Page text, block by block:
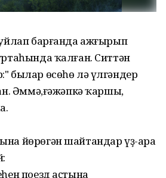
барғанда ажғырып
ҡалған. Ситтән
былар өсөһө лә үлгәндер
Әммә,ғәжәпкә ҡаршы,
йөрөгән шайтандар үҙ-ара
поезд аҫтына